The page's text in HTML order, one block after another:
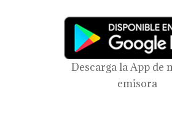
Descarga la App de
emisora